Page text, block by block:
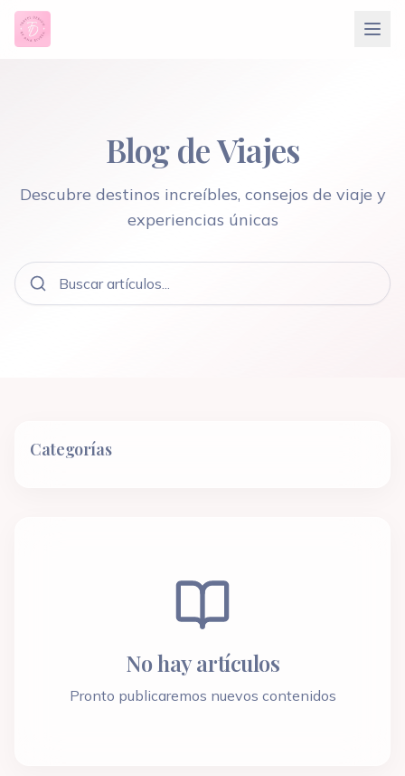
Blog de Viajes
Descubre destinos increíbles, consejos de viaje y
experiencias únicas
Categorías
No hay artículos
Pronto publicaremos nuevos contenidos